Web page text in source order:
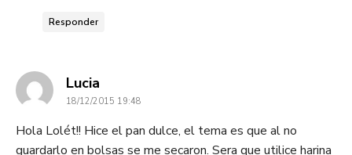
Responder
Lucia
18/12/2015 19:48
Hola Lolét!! Hice el pan dulce, el tema es que al no
guardarlo en bolsas se me secaron. Sera que utilice harina